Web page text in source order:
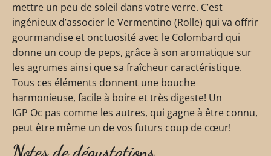
mettre un peu de soleil dans votre verre. C’est
ingénieux d’associer le Vermentino (Rolle) qui va offrir
gourmandise et onctuosité avec le Colombard qui
donne un coup de peps, grâce à son aromatique sur
les agrumes ainsi que sa fraîcheur caractéristique.
Tous ces éléments donnent une bouche
harmonieuse, facile à boire et très digeste! Un
IGP Oc pas comme les autres, qui gagne à être connu,
peut être même un de vos futurs coup de cœur!
Notes de dégustations